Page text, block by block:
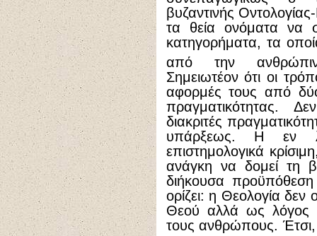
βυζαντινής
τα θεία ονόματα να
κατηγορήματα, τα
από την
Σημειωτέον ότι οι
αφορμές τους από δύο
πραγματικότητας.
διακριτές
υπάρξεως. Η εν
επιστημολογικά
ανάγκη να δομεί τη
διήκουσα προϋπόθεση
ορίζει: η Θεολογία δεν
Θεού αλλά ως λόγος
τους ανθρώπους.